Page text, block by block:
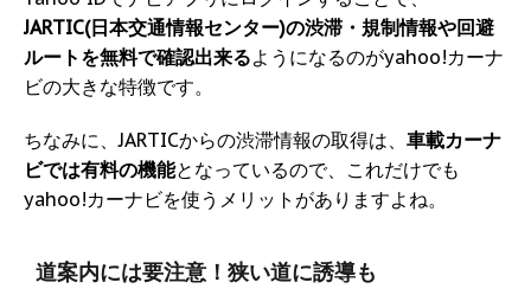
JARTIC(日本交通情報センター)の渋滞・規制情報や回避
ルートを無料で確認出来るようになるのがyahoo!カーナ
ビの大きな特徴です。
ちなみに、JARTICからの渋滞情報の取得は、 車載カーナ
ビでは有料の機能となっているので、これだけでも
yahoo!カーナビを使うメリットがありますよね。
道案内には要注意！狭い道に誘導も